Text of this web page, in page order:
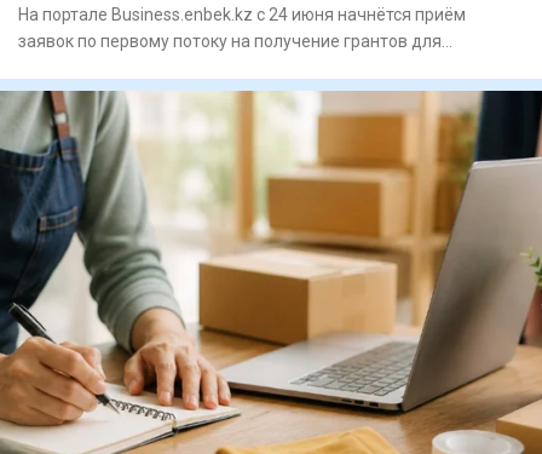
На портале Business.enbek.kz с 24 июня начнётся приём
заявок по первому потоку на получение грантов для